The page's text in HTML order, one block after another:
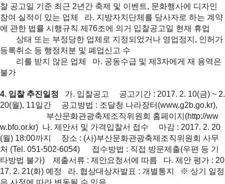
찰 공고일 기준 최근 2년간 축제 및 이벤트, 문화행사에 디자인
참여 실적이 있는 업체
라. 지방자치단체를 당사자로 하는 계약
에 관한 법률 시행규칙 제76조에 의거 입찰공고일 현재 휴업
상태 또는 부정당한 업체로 지정되었거나 영업정지, 인허가
등록취소 등 행정처분 및 폐업신고 수
리 를 받지 않은 업체
마. 공동수급 및 제3자에게 재 용역은
불가
4. 입찰 추진일정 가. 입찰공고
공고기간 : 2017. 2. 10(금) ~ 2.
20(월), 11일간 공고방법 : 조달청 나라장터(www.g2b.go.kr),
부산문화관광축제조직위원회 홈페이지(http://ww
w.bfo.or.kr) 나. 제안서 및 가격입찰서 접수 마감 : 2017. 2. 20
(월) 18:00까지
장소 : (사)부산문화관광축제조직위원회 사무
처 (Tel. 051-502-6054)
접수방법 : 직접 방문제출(우편 등 기
타방법 불가) 제출서류 : 제안요청서에 따름 다. 제안 평가 : 20
17. 2. 21(화) 예정
라. 협상대상자발표 : 개별통지
※ 상기 일정
은 사정에 따라 변동될 수 있음